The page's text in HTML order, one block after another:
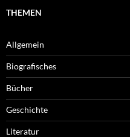
THEMEN
Allgemein
Biografisches
Bücher
Geschichte
Literatur